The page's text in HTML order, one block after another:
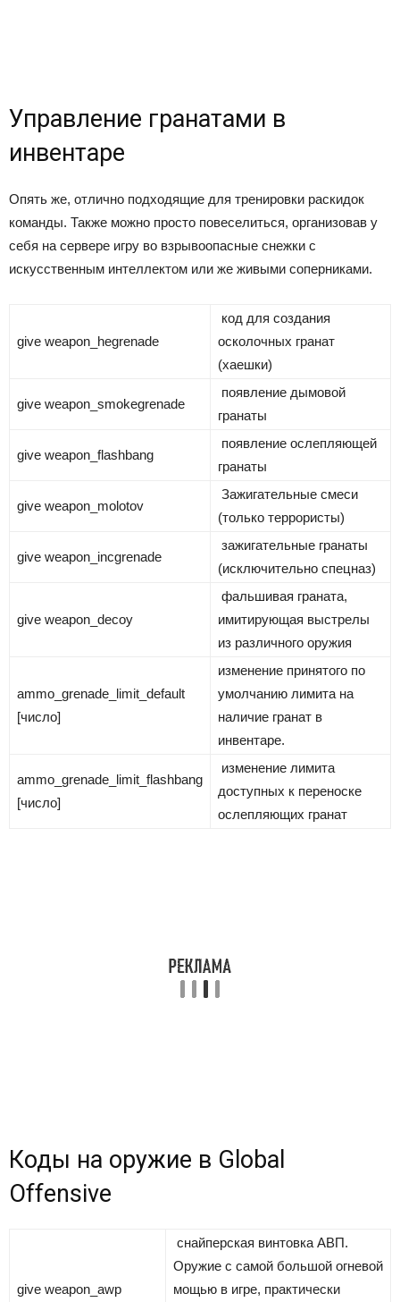
Управление гранатами в
инвентаре
Опять же, отлично подходящие для тренировки раскидок
команды. Также можно просто повеселиться, организовав у
себя на сервере игру во взрывоопасные снежки с
искусственным интеллектом или же живыми соперниками.
give weapon_hegrenade
код для создания
осколочных гранат
(хаешки)
give weapon_smokegrenade
появление дымовой
гранаты
give weapon_flashbang
появление ослепляющей
гранаты
give weapon_molotov
Зажигательные смеси
(только террористы)
give weapon_incgrenade
зажигательные гранаты
(исключительно спецназ)
give weapon_decoy
фальшивая граната,
имитирующая выстрелы
из различного оружия
ammo_grenade_limit_default
[число]
изменение принятого по
умолчанию лимита на
наличие гранат в
инвентаре.
ammo_grenade_limit_flashbang
[число]
изменение лимита
доступных к переноске
ослепляющих гранат
Коды на оружие в Global
Offensive
give weapon_awp
снайперская винтовка АВП.
Оружие с самой большой огневой
мощью в игре, практически